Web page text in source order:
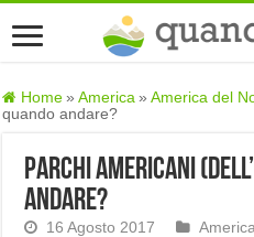
Home » America » America del
quando andare?
Parchi Americani
andare?
16 Agosto 2017